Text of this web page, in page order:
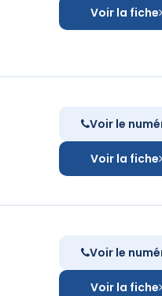
Voir la fiche
Voir le
Voir la fiche
Voir le
Voir la fiche